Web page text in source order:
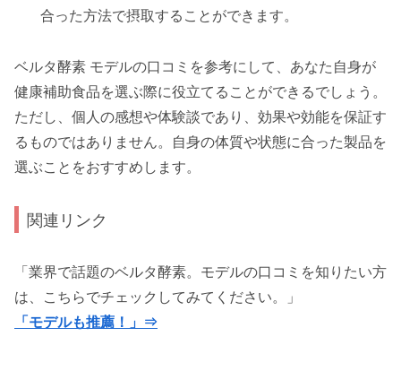
合った方法で摂取することができます。
ベルタ酵素 モデルの口コミを参考にして、あなた自身が
健康補助食品を選ぶ際に役立てることができるでしょう。
ただし、個人の感想や体験談であり、効果や効能を保証す
るものではありません。自身の体質や状態に合った製品を
選ぶことをおすすめします。
関連リンク
「業界で話題のベルタ酵素。モデルの口コミを知りたい方
は、こちらでチェックしてみてください。」
「モデルも推薦！」⇒